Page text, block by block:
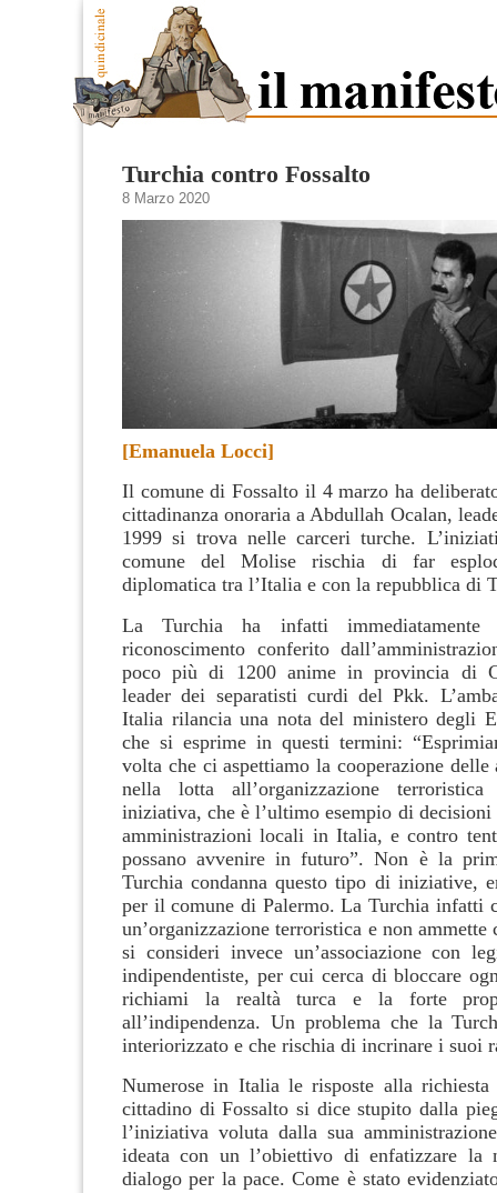
Turchia contro Fossalto
8 Marzo 2020
[Emanuela Locci]
Il comune di Fossalto il 4 marzo ha
cittadinanza onoraria a Abdullah Ocalan,
1999 si trova nelle carceri turche.
comune del Molise rischia di far
diplomatica tra l’Italia e con la repubblica di
La Turchia ha infatti immediatamente
riconoscimento conferito
poco più di 1200 anime in provincia di
leader dei separatisti curdi del Pkk.
Italia rilancia una nota del ministero degli
che si esprime in questi termini:
volta che ci aspettiamo la cooperazione
nella lotta all’organizzazione terroristica
iniziativa, che è l’ultimo esempio di
amministrazioni locali in Italia, e contro
possano avvenire in futuro”. Non è la
Turchia condanna questo tipo di iniziative,
per il comune di Palermo. La Turchia infatti
un’organizzazione terroristica e non ammette
si consideri invece un’associazione con
indipendentiste, per cui cerca di bloccare
richiami la realtà turca e la forte
all’indipendenza. Un problema che la
interiorizzato e che rischia di incrinare i suoi
Numerose in Italia le risposte alla
cittadino di Fossalto si dice stupito dalla
l’iniziativa voluta dalla sua
ideata con un l’obiettivo di enfatizzare la
dialogo per la pace. Come è stato